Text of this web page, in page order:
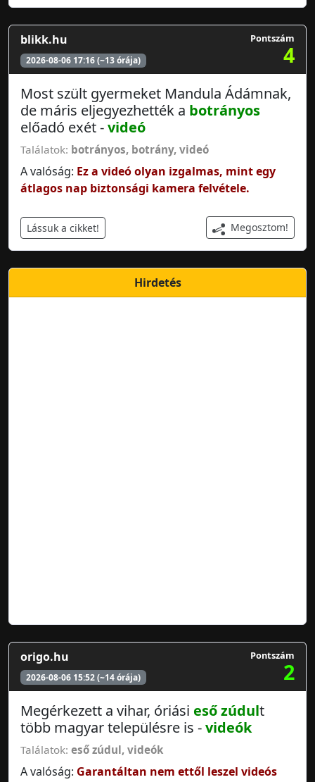
blikk.hu
2026-08-06 17:16 (~13 órája)
Pontszám
4
Most szült gyermeket Mandula Ádámnak,
de máris eljegyezhették a botrányos
előadó exét -videó
Találatok: botrányos, botrány, videó
A valóság: Ez a videó olyan izgalmas, mint egy
átlagos nap biztonsági kamera felvétele.
Lássuk a cikket! Megosztom!
Hirdetés
origo.hu
2026-08-06 15:52 (~14 órája)
Pontszám
2
Megérkezett a vihar, óriási eső zúdult
több magyar településre is -videók
Találatok: eső zúdul, videók
A valóság: Garantáltan nem ettől leszel videós